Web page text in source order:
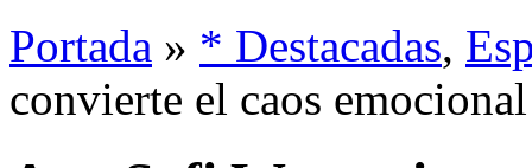
Portada » * Destacadas,
convierte el caos